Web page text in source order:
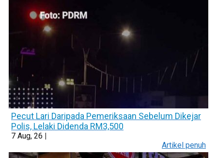
Pecut Lari Daripada Pemeriksaan Sebelum Dikejar
Polis, Lelaki Didenda RM3,500
7 Aug, 26
Artikel penuh